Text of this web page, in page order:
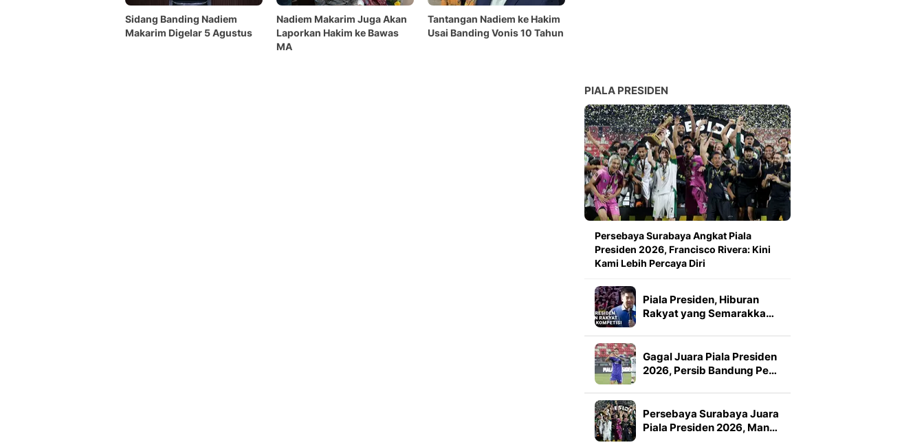
Sidang Banding Nadiem
Makarim Digelar 5 Agustus
Nadiem Makarim Juga Akan
Laporkan Hakim ke Bawas
MA
Tantangan Nadiem ke Hakim
Usai Banding Vonis 10 Tahun
PIALA PRESIDEN
Persebaya Surabaya Angkat Piala
Presiden 2026, Francisco Rivera: Kini
Kami Lebih Percaya Diri
Piala Presiden, Hiburan
Rakyat yang Semarakka…
Gagal Juara Piala Presiden
2026, Persib Bandung Pe…
Persebaya Surabaya Juara
Piala Presiden 2026, Man…